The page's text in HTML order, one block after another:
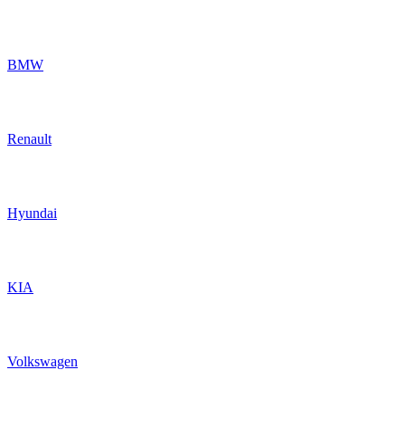
BMW
Renault
Hyundai
KIA
Volkswagen